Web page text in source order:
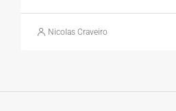
Nicolas Craveiro